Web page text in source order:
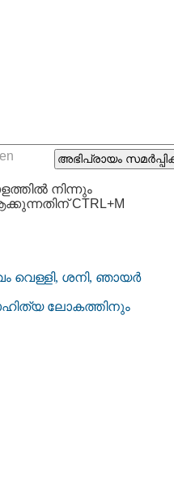
നിന്നും
CTRL+M
വെള്ളി, ശനി, ഞായർ
ലോകത്തിനും